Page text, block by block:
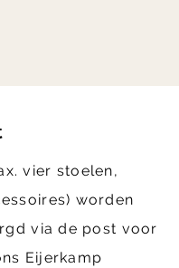
vier stoelen,
worden
via de post voor
Eijerkamp